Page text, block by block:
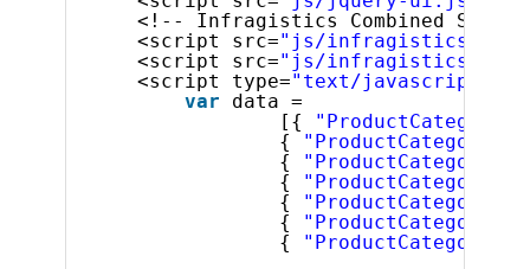
<!-- Infragistics Combined
<script src="js/
<script src="js/
<script type="text/javascript"
var
data =
[{
"ProductCategory"
{
"ProductCategory"
{
"ProductCategory"
{
"ProductCategory"
{
"ProductCategory"
{
"ProductCategory"
{
"ProductCategory"